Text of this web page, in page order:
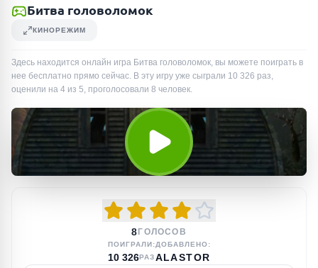
Битва головоломок
КИНОРЕЖИМ
Здесь находится онлайн игра Битва головоломок, вы можете поиграть в
нее бесплатно прямо сейчас. В эту игру уже сыграли 10 326 раз,
оценили на 4 из 5, проголосовали 8 человек.
8 ГОЛОСОВ
ПОИГРАЛИ:
10 326РАЗ
ДОБАВЛЕНО:
ALASTOR